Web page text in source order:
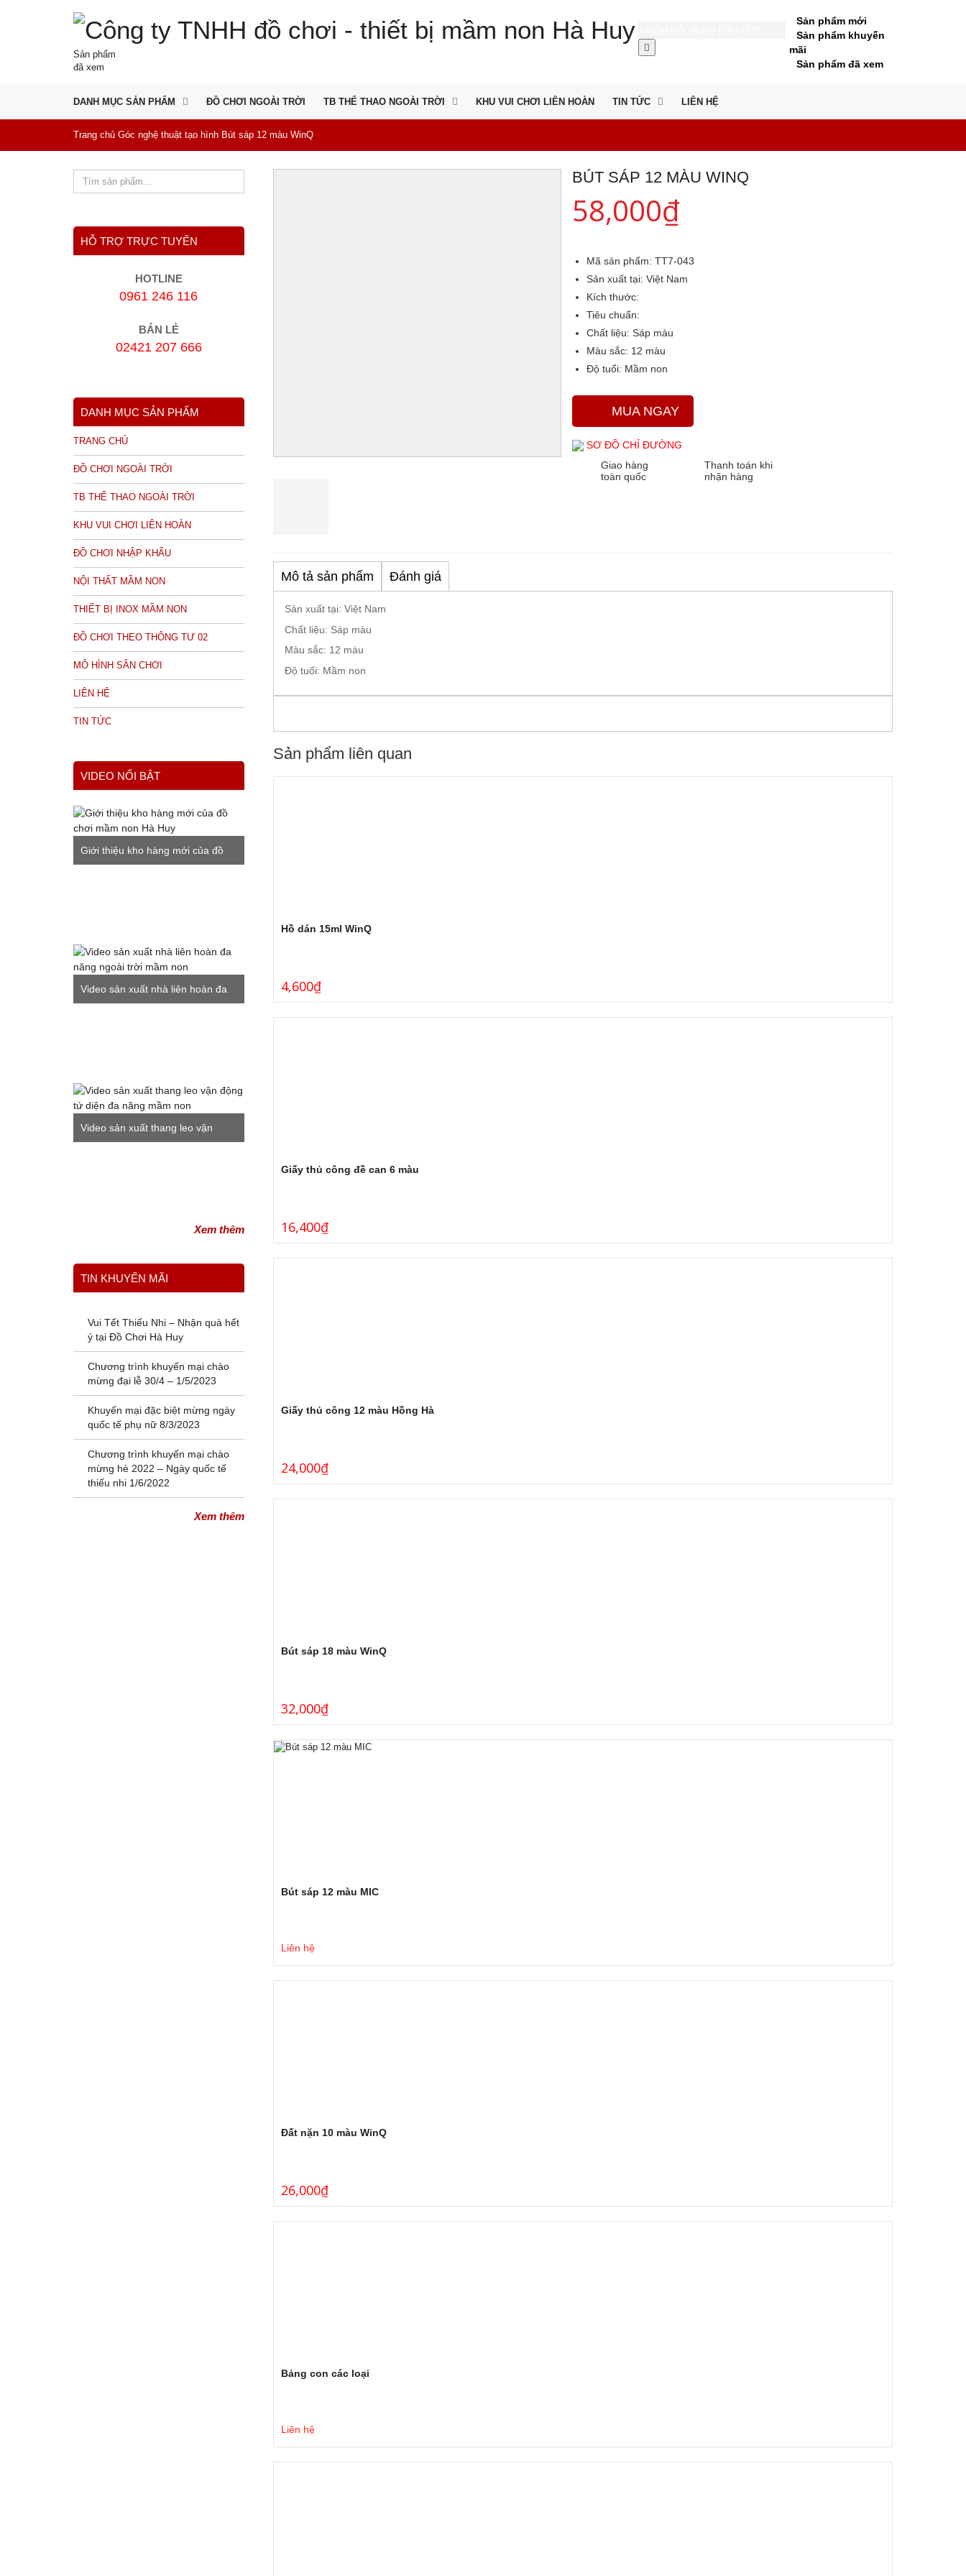
Sản phẩm
đã xem
Sản phẩm mới
Sản phẩm khuyến
mãi
Sản phẩm đã xem
DANH MỤC SẢN PHẨM ĐỒ CHƠI NGOÀI TRỜI TB THỂ THAO NGOÀI TRỜI KHU VUI CHƠI LIÊN HOÀN TIN TỨC LIÊN HỆ
Trang chủ Góc nghệ thuật tạo hình Bút sáp 12 màu WinQ
BÚT SÁP 12 MÀU WINQ
58,000₫
Mã sản phẩm: TT7-043
Sản xuất tại: Việt Nam
Kích thước:
Tiêu chuẩn:
Chất liệu: Sáp màu
Màu sắc: 12 màu
Độ tuổi: Mầm non
MUA NGAY
SƠ ĐỒ CHỈ ĐƯỜNG
Giao hàng
toàn quốc
Thanh toán khi
nhận hàng
Mô tả sản phẩm Đánh giá
Sản xuất tại: Việt Nam
Chất liệu: Sáp màu
Màu sắc: 12 màu
Độ tuổi: Mầm non
Sản phẩm liên quan
Hồ dán 15ml WinQ
4,600₫
Giấy thủ công đề can 6 màu
16,400₫
Giấy thủ công 12 màu Hồng Hà
24,000₫
Bút sáp 18 màu WinQ
32,000₫
Bút sáp 12 màu MIC
Liên hệ
Đất nặn 10 màu WinQ
26,000₫
Bảng con các loại
Liên hệ
HỖ TRỢ TRỰC TUYẾN
HOTLINE
0961 246 116
BÁN LẺ
02421 207 666
DANH MỤC SẢN PHẨM
TRANG CHỦ
ĐỒ CHƠI NGOÀI TRỜI
TB THỂ THAO NGOÀI TRỜI
KHU VUI CHƠI LIÊN HOÀN
ĐỒ CHƠI NHẬP KHẨU
NỘI THẤT MẦM NON
THIẾT BỊ INOX MẦM NON
ĐỒ CHƠI THEO THÔNG TƯ 02
MÔ HÌNH SÂN CHƠI
LIÊN HỆ
TIN TỨC
VIDEO NỔI BẬT
Giới thiệu kho hàng mới của đồ
Video sản xuất nhà liên hoàn đa
Video sản xuất thang leo vận
Xem thêm
TIN KHUYẾN MÃI
Vui Tết Thiếu Nhi – Nhận quà hết
ý tại Đồ Chơi Hà Huy
Chương trình khuyến mại chào
mừng đại lễ 30/4 – 1/5/2023
Khuyến mại đặc biệt mừng ngày
quốc tế phụ nữ 8/3/2023
Chương trình khuyến mại chào
mừng hè 2022 – Ngày quốc tế
thiếu nhi 1/6/2022
Xem thêm